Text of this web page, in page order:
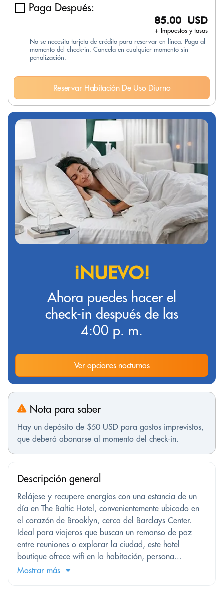
Paga Después:
85.00 USD
+ Impuestos y tasas
No se necesita tarjeta de crédito para reservar en línea. Paga al
momento del check-in. Cancela en cualquier momento sin
penalización.
Reservar Habitación De Uso Diurno
¡NUEVO!
Ahora puedes hacer el
check-in después de las
4:00 p. m.
Ver opciones nocturnas
Nota para saber
Hay un depósito de $50 USD para gastos imprevistos,
que deberá abonarse al momento del check-in.
Descripción general
Relájese y recupere energías con una estancia de un
día en The Baltic Hotel, convenientemente ubicado en
el corazón de Brooklyn, cerca del Barclays Center.
Ideal para viajeros que buscan un remanso de paz
entre reuniones o explorar la ciudad, este hotel
boutique ofrece wifi en la habitación, persona...
Mostrar más